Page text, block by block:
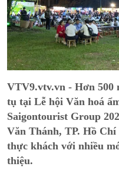
VTV9.vtv.vn - Hơn 500
tụ tại Lễ hội Văn hoá
Saigontourist Group
Văn Thánh, TP. Hồ
thực khách với nhiều
thiệu.